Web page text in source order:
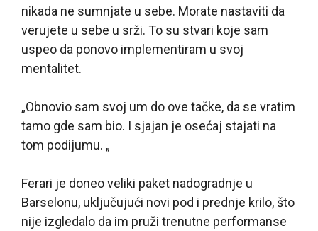
nikada ne sumnjate u sebe. Morate nastaviti da
verujete u sebe u srži. To su stvari koje sam
uspeo da ponovo implementiram u svoj
mentalitet.
„Obnovio sam svoj um do ove tačke, da se vratim
tamo gde sam bio. I sjajan je osećaj stajati na
tom podijumu. „
Ferari je doneo veliki paket nadogradnje u
Barselonu, uključujući novi pod i prednje krilo, što
nije izgledalo da im pruži trenutne performanse